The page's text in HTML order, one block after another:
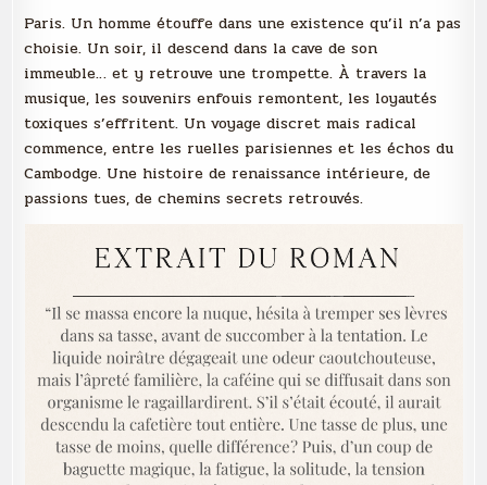
Paris. Un homme étouffe dans une existence qu’il n’a pas
choisie. Un soir, il descend dans la cave de son
immeuble… et y retrouve une trompette. À travers la
musique, les souvenirs enfouis remontent, les loyautés
toxiques s’effritent. Un voyage discret mais radical
commence, entre les ruelles parisiennes et les échos du
Cambodge. Une histoire de renaissance intérieure, de
passions tues, de chemins secrets retrouvés.